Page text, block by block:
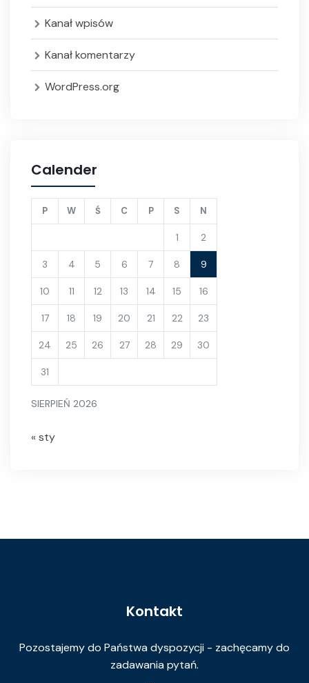
Kanał wpisów
Kanał komentarzy
WordPress.org
Calender
SIERPIEŃ 2026
P W Ś C P S N
1 2
3 4 5 6 7 8 9
10 11 12 13 14 15 16
17 18 19 20 21 22 23
24 25 26 27 28 29 30
31
« sty
Kontakt
Pozostajemy do Państwa dyspozycji - zachęcamy do
zadawania pytań.